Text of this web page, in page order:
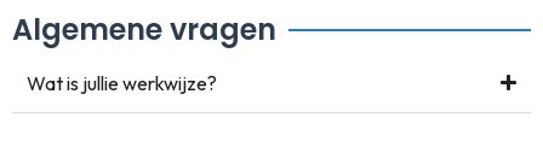
Algemene vragen
Wat is jullie werkwijze?